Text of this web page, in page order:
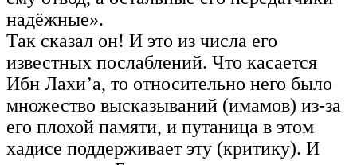
надёжные».
Так сказал он! И это из числа его
известных послаблений. Что касается
Ибн Лахи’а, то относительно него было
множество высказываний (имамов) из-за
его плохой памяти, и путаница в этом
хадисе поддерживает эту (критику). И